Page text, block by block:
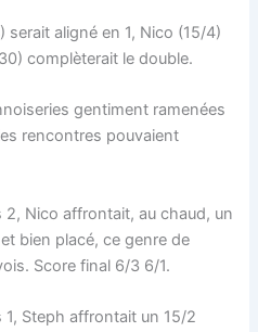
serait aligné en 1, Nico (15/4)
complèterait le double.
gentiment ramenées
rencontres pouvaient
Nico affrontait, au chaud, un
bien placé, ce genre de
Score final 6/3 6/1.
Steph affrontait un 15/2